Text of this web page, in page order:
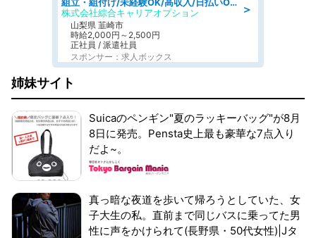
＞
組立・組付け/未経験OK/高収入/日払いOK/寮費無料/日勤
株式会社綜合キャリアオプション
山梨県 韮崎市
時給2,000円～2,500円
正社員 / 派遣社員
スポンサー：求人ボックス
姉妹サイト
Suicaのペンギン"夏のラッキーバッグ"が8月
8日に発売。Pensta史上最も豪華な7点入り
だよ~。
真っ暗な夜道を歩いて帰ろうとしていた、女
子大生の私。直前まで同じバスに乗ってた男
性に声をかけられて(長野県・50代女性)|Jタ